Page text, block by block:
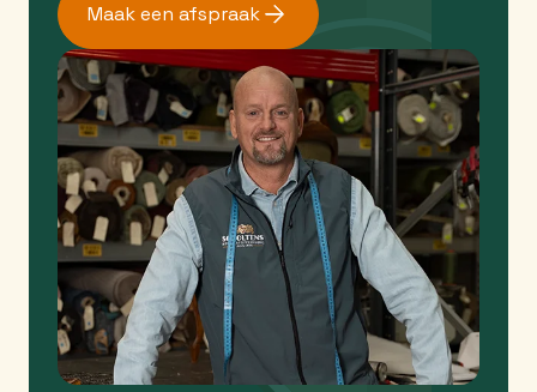
Maak een afspraak